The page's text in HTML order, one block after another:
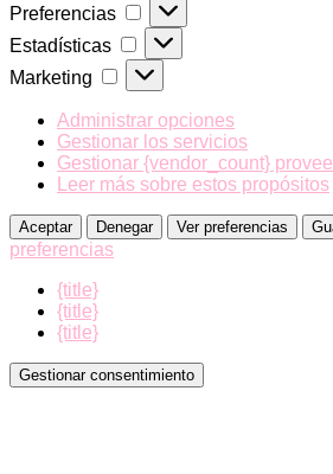
Preferencias Preferencias
Estadísticas Estadísticas
Marketing Marketing
Administrar opciones
Gestionar los servicios
Gestionar {vendor_count}
Leer más sobre estos propósitos
Aceptar Denegar Ver preferencias
preferencias
{title}
{title}
{title}
Gestionar consentimiento